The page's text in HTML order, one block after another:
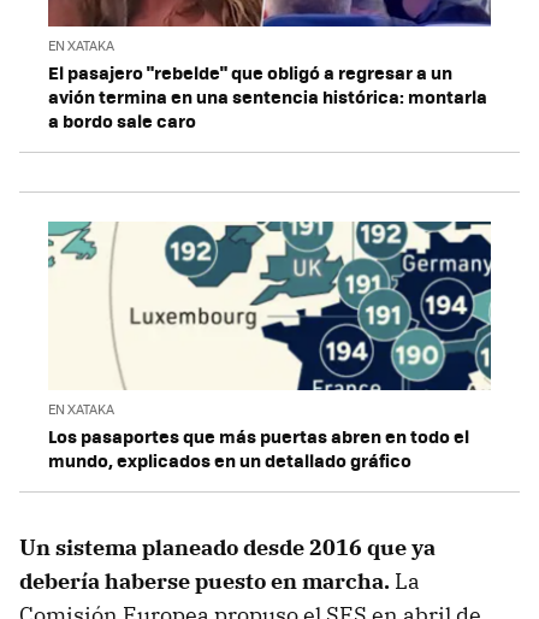
EN XATAKA
El pasajero "rebelde" que obligó a regresar a un
avión termina en una sentencia histórica: montarla
a bordo sale caro
EN XATAKA
Los pasaportes que más puertas abren en todo el
mundo, explicados en un detallado gráfico
Un sistema planeado desde 2016 que ya
debería haberse puesto en marcha. La